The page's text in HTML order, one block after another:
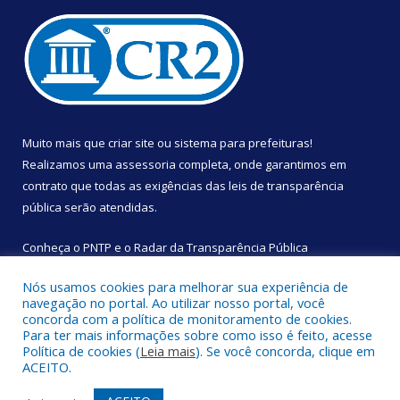
Muito mais que criar site ou sistema para prefeituras!
Realizamos uma assessoria completa, onde garantimos em
contrato que todas as exigências das leis de transparência
pública serão atendidas.
Conheça o PNTP e o Radar da Transparência Pública
Todos os direitos reservados a Câmara Municipal de São
Sebastião da Boa Vista.
Nós usamos cookies para melhorar sua experiência de
navegação no portal. Ao utilizar nosso portal, você
concorda com a política de monitoramento de cookies.
Para ter mais informações sobre como isso é feito, acesse
Política de cookies (Leia mais). Se você concorda, clique em
ACEITO.